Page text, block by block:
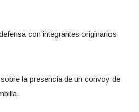
con integrantes originarios
la presencia de un convoy de